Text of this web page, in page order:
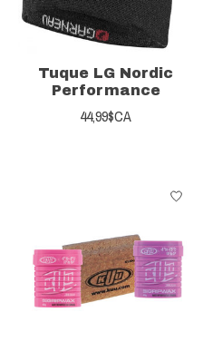
Tuque LG Nordic
Performance
44,99$CA